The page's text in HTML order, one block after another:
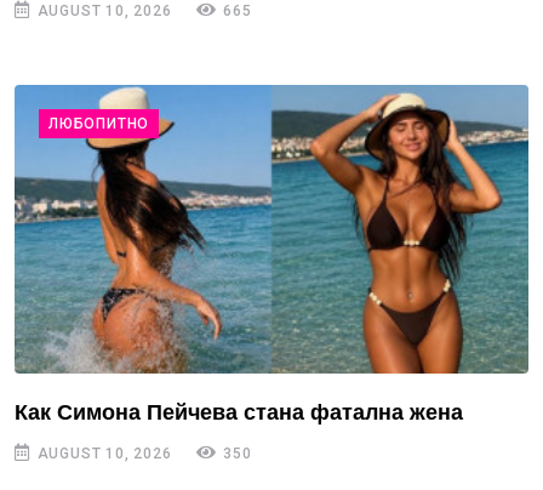
AUGUST 10, 2026 665
ЛЮБОПИТНО
Как Симона Пейчева стана фатална жена
AUGUST 10, 2026 350